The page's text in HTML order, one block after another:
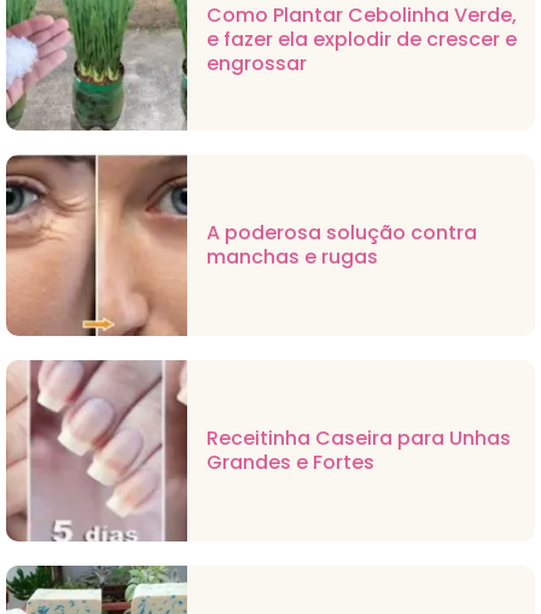
Como Plantar Cebolinha Verde,
e fazer ela explodir de crescer e
engrossar
A poderosa solução contra
manchas e rugas
Receitinha Caseira para Unhas
Grandes e Fortes